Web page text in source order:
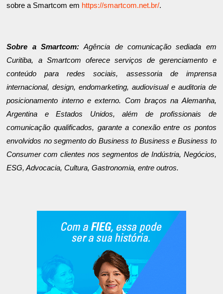
sobre a Smartcom em https://smartcom.net.br/.
Sobre a Smartcom: Agência de comunicação sediada em
Curitiba, a Smartcom oferece serviços de gerenciamento e
conteúdo para redes sociais, assessoria de imprensa
internacional, design, endomarketing, audiovisual e auditoria de
posicionamento interno e externo. Com braços na Alemanha,
Argentina e Estados Unidos, além de profissionais de
comunicação qualificados, garante a conexão entre os pontos
envolvidos no segmento do Business to Business e Business to
Consumer com clientes nos segmentos de Indústria, Negócios,
ESG, Advocacia, Cultura, Gastronomia, entre outros.